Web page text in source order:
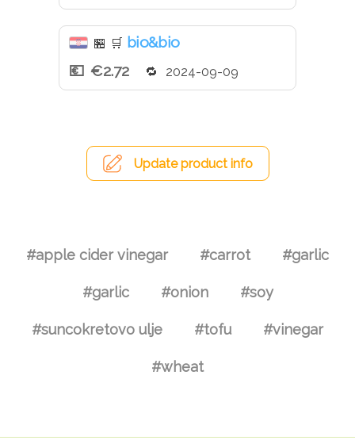
🏪 🛒 bio&bio
€2.72
2024-09-09
Update product info
#apple cider vinegar #carrot #garlic
#garlic #onion #soy
#suncokretovo ulje #tofu #vinegar
#wheat